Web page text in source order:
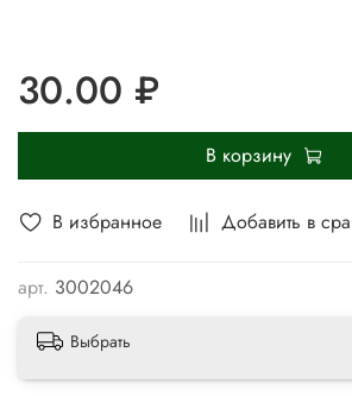
В избранное Добавить в
арт. 3002046
30.00 ₽
В корзину
Выбрать